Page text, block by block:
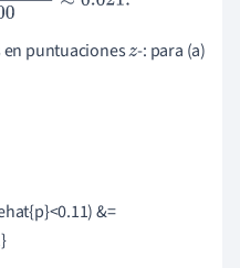
en puntuacionesz-: para (a)
&=